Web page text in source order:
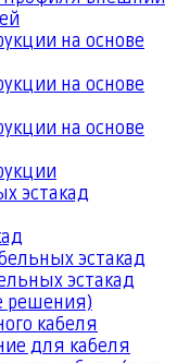
на основе
на основе
на основе
эстакад
эстакад
эстакад
решения)
кабеля
для кабеля